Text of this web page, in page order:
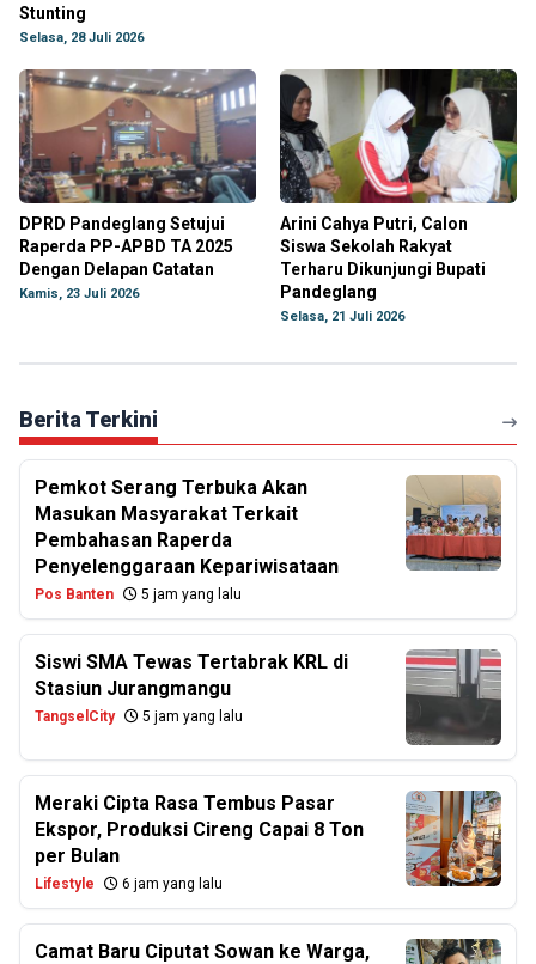
Stunting
Selasa, 28 Juli 2026
DPRD Pandeglang Setujui
Raperda PP-APBD TA 2025
Dengan Delapan Catatan
Kamis, 23 Juli 2026
Arini Cahya Putri, Calon
Siswa Sekolah Rakyat
Terharu Dikunjungi Bupati
Pandeglang
Selasa, 21 Juli 2026
Berita Terkini
Pemkot Serang Terbuka Akan
Masukan Masyarakat Terkait
Pembahasan Raperda
Penyelenggaraan Kepariwisataan
Pos Banten 5 jam yang lalu
Siswi SMA Tewas Tertabrak KRL di
Stasiun Jurangmangu
TangselCity 5 jam yang lalu
Meraki Cipta Rasa Tembus Pasar
Ekspor, Produksi Cireng Capai 8 Ton
per Bulan
Lifestyle 6 jam yang lalu
Camat Baru Ciputat Sowan ke Warga,